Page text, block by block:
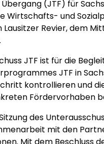
(JTF) für
Wirtschafts- und
Lausitzer Revier, dem
JTF ist für die
JTF in
kontrollieren und
Fördervorhaben
des
mit den